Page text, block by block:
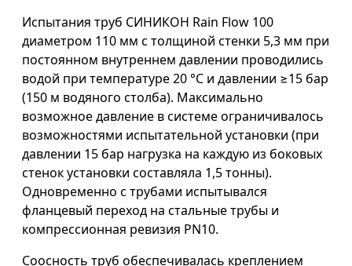
Испытания труб СИНИКОН Rain Flow 100
диаметром 110 мм с толщиной стенки 5,3 мм при
постоянном внутреннем давлении проводились
водой при температуре 20 °С и давлении ≥15 бар
(150 м водяного столба). Максимально
возможное давление в системе ограничивалось
возможностями испытательной установки (при
давлении 15 бар нагрузка на каждую из боковых
стенок установки составляла 1,5 тонны).
Одновременно с трубами испытывался
фланцевый переход на стальные трубы и
компрессионная ревизия PN10.
Соосность труб обеспечивалась креплением